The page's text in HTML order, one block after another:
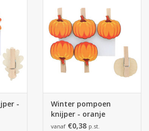
-
Winter pompoen
knijper - oranje
vanaf €0,38 p.st.